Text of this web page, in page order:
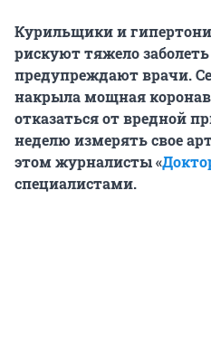
Курильщики и
рискуют тяжело
предупреждают врачи.
накрыла мощная
отказаться от вредной
неделю измерять свое
этом журналисты «
специалистами.